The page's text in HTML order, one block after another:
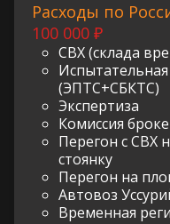
Расходы по
100 000 ₽
СВХ (склада
(ЭПТС+СБКТС)
Экспертиза
Комиссия
Перегон с СВХ
стоянку
Перегон на
Автовоз
Временная